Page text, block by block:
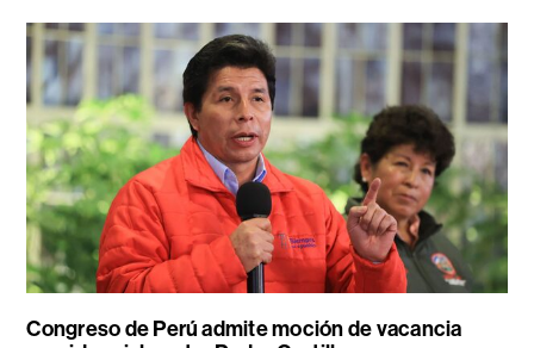
Congreso de Perú admite moción de vacancia